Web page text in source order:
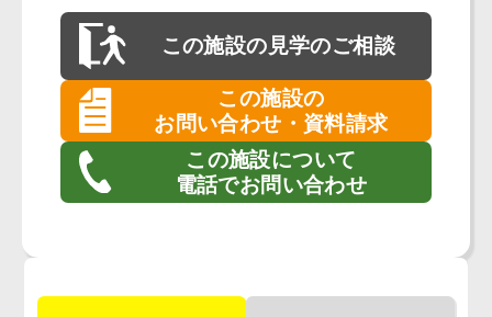
この施設の見学のご相談
この施設の
お問い合わせ・資料請求
この施設について
電話でお問い合わせ